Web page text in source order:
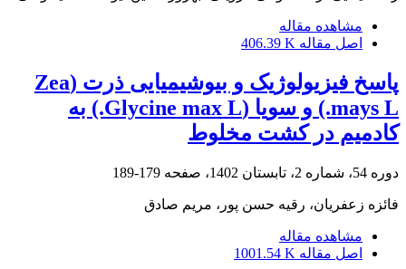
مشاهده مقاله
اصل مقاله 406.39 K
پاسخ فیزیولوژیک و بیوشیمیایی ذرت (Zea
mays L.) و سویا (Glycine max L.) به
کادمیم در کشت مخلوط
دوره 54، شماره 2، تابستان 1402، صفحه 179-189
فائزه زعفریان، رقیه حسن پور، مریم صادق
مشاهده مقاله
اصل مقاله 1001.54 K